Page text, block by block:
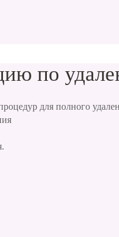
по
для полного